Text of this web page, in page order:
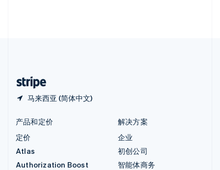
马来西亚 (简体中文)
产品和定价
定价
Atlas
Authorization Boost
解决方案
企业
初创公司
智能体商务